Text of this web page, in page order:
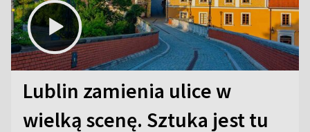
Lublin zamienia ulice w
wielką scenę. Sztuka jest tu